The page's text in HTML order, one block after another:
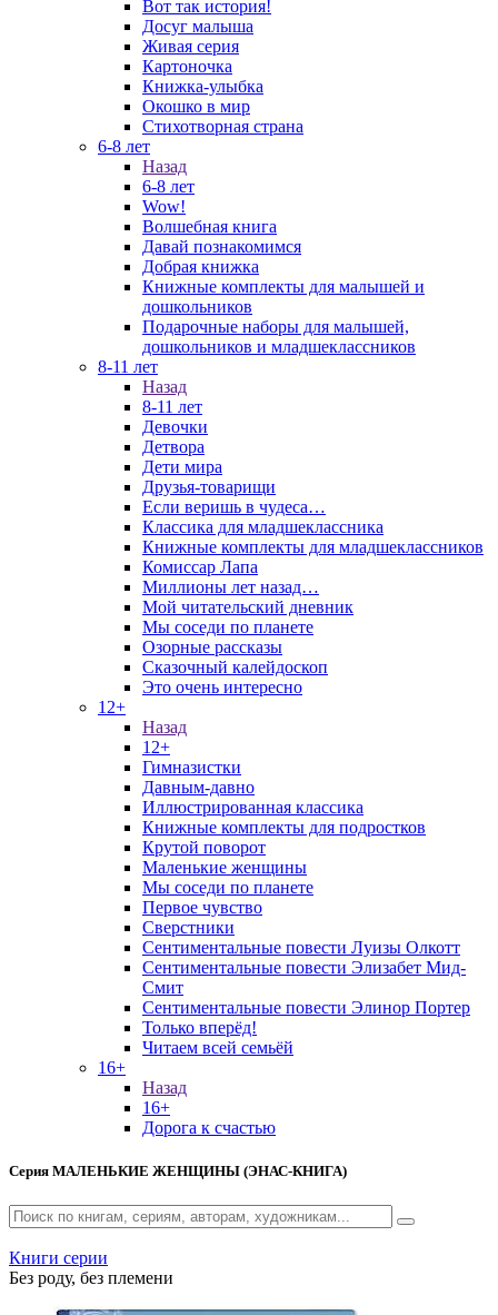
Вот так история!
Досуг малыша
Живая серия
Картоночка
Книжка-улыбка
Окошко в мир
Стихотворная страна
6-8 лет
Назад
6-8 лет
Wow!
Волшебная книга
Давай познакомимся
Добрая книжка
Книжные комплекты для малышей и
дошкольников
Подарочные наборы для малышей,
дошкольников и младшеклассников
8-11 лет
Назад
8-11 лет
Девочки
Детвора
Дети мира
Друзья-товарищи
Если веришь в чудеса…
Классика для младшеклассника
Книжные комплекты для младшеклассников
Комиссар Лапа
Миллионы лет назад…
Мой читательский дневник
Мы соседи по планете
Озорные рассказы
Сказочный калейдоскоп
Это очень интересно
12+
Назад
12+
Гимназистки
Давным-давно
Иллюстрированная классика
Книжные комплекты для подростков
Крутой поворот
Маленькие женщины
Мы соседи по планете
Первое чувство
Сверстники
Сентиментальные повести Луизы Олкотт
Сентиментальные повести Элизабет Мид-
Смит
Сентиментальные повести Элинор Портер
Только вперёд!
Читаем всей семьёй
16+
Назад
16+
Дорога к счастью
Серия МАЛЕНЬКИЕ ЖЕНЩИНЫ (ЭНАС-КНИГА)
Книги серии
Без роду, без племени